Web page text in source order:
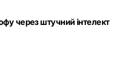
через штучний інтелект